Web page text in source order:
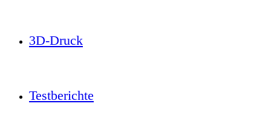
3D-Druck
Testberichte